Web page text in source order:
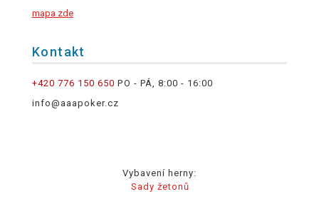
mapa zde
Kontakt
+420 776 150 650 PO - PÁ, 8:00 - 16:00
info@aaapoker.cz
Vybavení herny:
Sady žetonů